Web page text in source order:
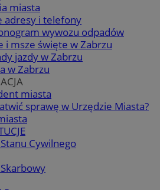
miasta
adresy i telefony
wywozu odpadów
i msze święte w Zabrzu
jazdy w Zabrzu
w Zabrzu
miasta
sprawę w Urzędzie Miasta?
Cywilnego